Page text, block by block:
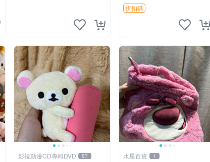
折扣碼
影視動漫CD專輯DVD 57 水星百貨 1